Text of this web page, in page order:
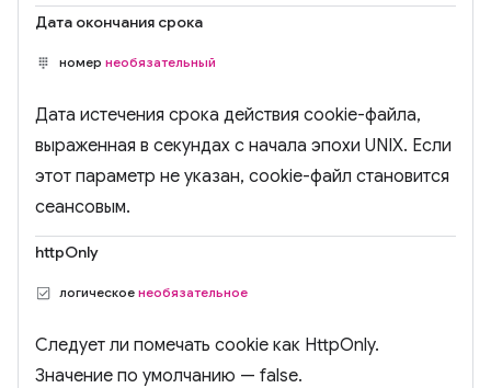
Дата окончания срока
номер необязательный
Дата истечения срока действия cookie-файла,
выраженная в секундах с начала эпохи UNIX. Если
этот параметр не указан, cookie-файл становится
сеансовым.
httpOnly
логическое необязательное
Следует ли помечать cookie как HttpOnly.
Значение по умолчанию — false.